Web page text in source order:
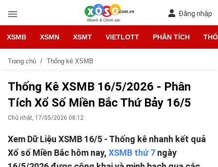
Đăng nhập
XSMB XSMN XSMT VIETLOTT PHÂN TÍCH
Trang chủ Thống kê XSMB
Thống Kê XSMB 16/5/2026 - Phân
Tích Xổ Số Miền Bắc Thứ Bảy 16/5
Chủ nhật, 17/05/2026 08:12
Xem Dữ Liệu XSMB 16/5 - Thống kê nhanh kết quả
Xổ số Miền Bắc hôm nay, XSMB thứ 7 ngày